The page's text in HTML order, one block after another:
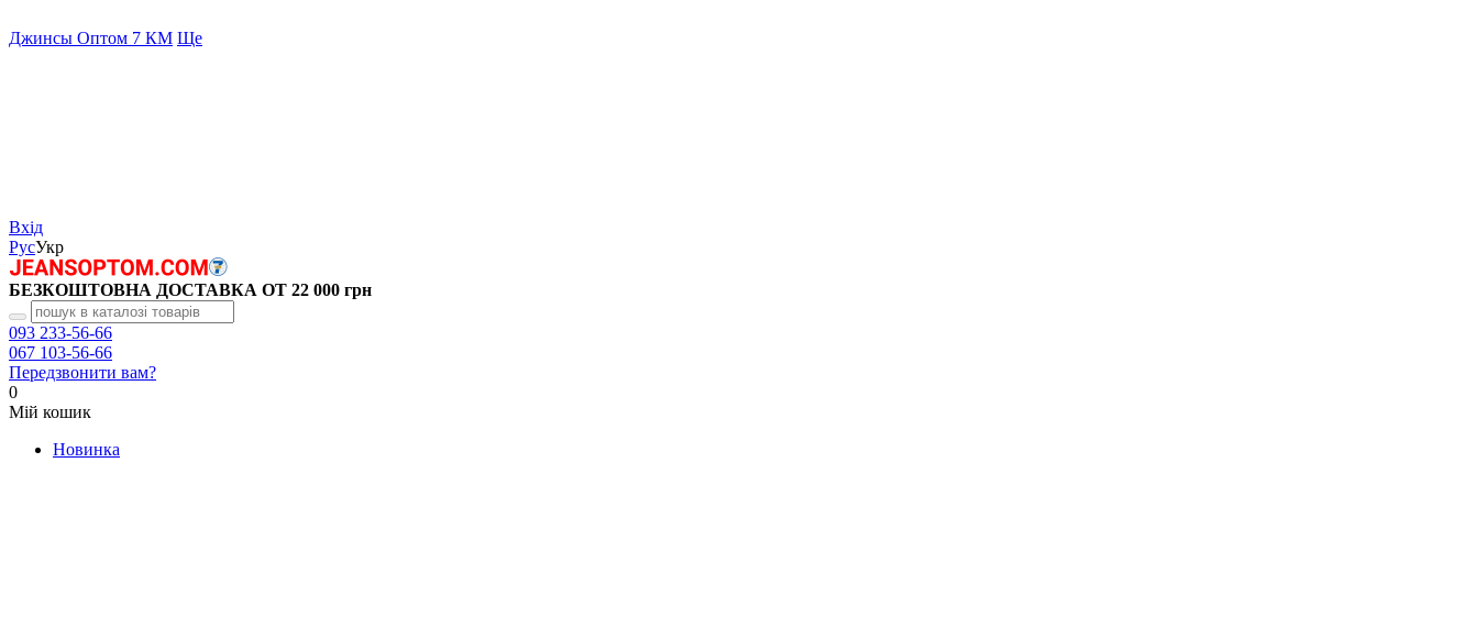
Джинсы Оптом 7 КМ Ще
Вхід
РусУкр
БЕЗКОШТОВНА ДОСТАВКА ОТ 22 000 грн
093 233-56-66
067 103-56-66
Передзвонити вам?
0
Мій кошик
Новинка